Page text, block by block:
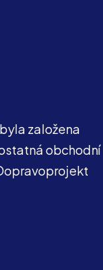
založena
obchodní